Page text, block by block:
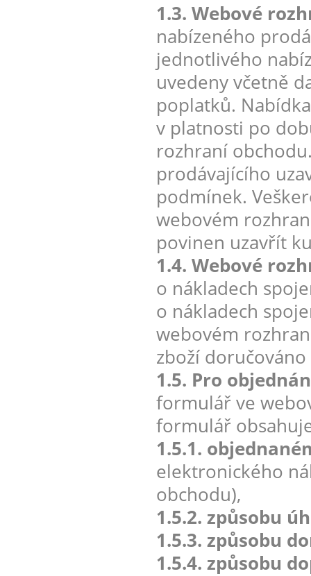
1.3. Webové
nabízeného
jednotlivého
uvedeny včetně
poplatků.
v platnosti po
rozhraní
prodávajícího
podmínek.
webovém
povinen uzavřít
1.4. Webové
o nákladech
o nákladech
webovém
zboží
1.5. Pro
formulář ve
formulář
1.5.1.
elektronického
obchodu),
1.5.2. způsobu
1.5.3. způsobu
1.5.4. způsobu